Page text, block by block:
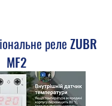
реле ZUBR
MF2